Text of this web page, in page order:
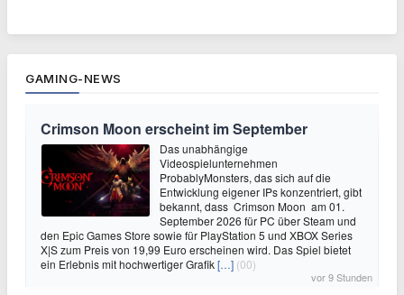
GAMING-NEWS
Crimson Moon erscheint im September
Das unabhängige
Videospielunternehmen
ProbablyMonsters, das sich auf die
Entwicklung eigener IPs konzentriert, gibt
bekannt, dass Crimson Moon am 01.
September 2026 für PC über Steam und
den Epic Games Store sowie für PlayStation 5 und XBOX Series
X|S zum Preis von 19,99 Euro erscheinen wird. Das Spiel bietet
ein Erlebnis mit hochwertiger Grafik[…] (00)
vor 9 Stunden